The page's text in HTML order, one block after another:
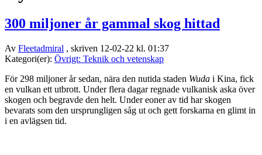
300 miljoner år gammal skog hittad
Av Fleetadmiral , skriven 12-02-22 kl. 01:37
Kategori(er): Övrigt: Teknik och vetenskap
För 298 miljoner år sedan, nära den nutida staden Wuda i Kina, fick
en vulkan ett utbrott. Under flera dagar regnade vulkanisk aska över
skogen och begravde den helt. Under eoner av tid har skogen
bevarats som den ursprungligen såg ut och gett forskarna en glimt in
i en avlägsen tid.